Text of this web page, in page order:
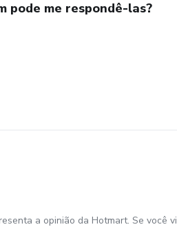
pode me respondê-las?
a opinião da Hotmart. Se você